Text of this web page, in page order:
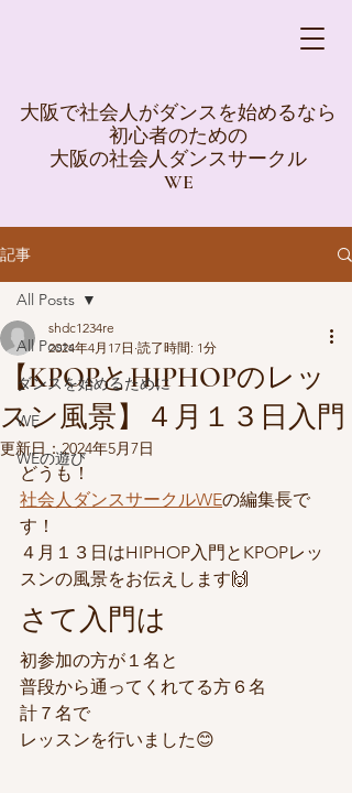
大阪で社会人がダンスを始めるなら
初心者のための
大阪の社会人ダンスサークル
WE
記事
All Posts
ダンスを始めるために
WE
WEの遊び
All Posts
【KPOPとHIPHOPのレッ
スン風景】４月１３日入門
shdc1234re
2024年4月17日 読了時間: 1分
更新日：2024年5月7日
どうも！
社会人ダンスサークルWEの編集長で
す！
４月１３日はHIPHOP入門とKPOPレッ
スンの風景をお伝えします🙌
さて入門は
初参加の方が１名と
普段から通ってくれてる方６名
計７名で
レッスンを行いました😊